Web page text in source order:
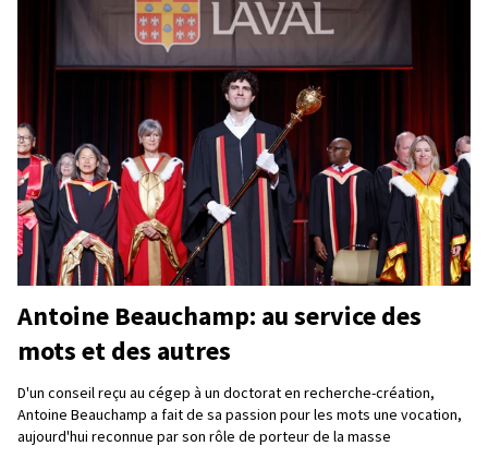
Antoine Beauchamp: au service des
mots et des autres
D'un conseil reçu au cégep à un doctorat en recherche-création,
Antoine Beauchamp a fait de sa passion pour les mots une vocation,
aujourd'hui reconnue par son rôle de porteur de la masse